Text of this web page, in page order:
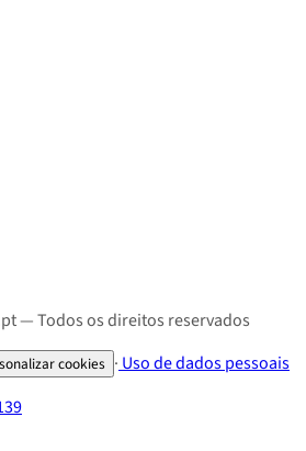
— Todos os direitos reservados
cookies · Uso de dados pessoais